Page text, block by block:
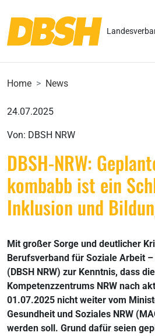
Home News
24.07.2025
Von: DBSH NRW
DBSH-NRW:
kombabb ist ein
Inklusion und
Mit großer Sorge und deutlicher
Berufsverband für Soziale Arbeit
(DBSH NRW) zur Kenntnis, dass
Kompetenzzentrums NRW nach
01.07.2025 nicht weiter vom
Gesundheit und Soziales NRW
werden soll. Grund dafür seien